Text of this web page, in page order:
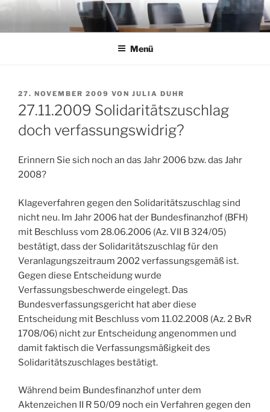
Zum
springen
Menü
VERÖFFENTLICHT
AM
27. NOVEMBER 2009 VON JULIA DUHR
27.11.2009 Solidaritätszuschlag
doch verfassungswidrig?
Erinnern Sie sich noch an das Jahr 2006 bzw. das Jahr
2008?
Klageverfahren gegen den Solidaritätszuschlag sind
nicht neu. Im Jahr 2006 hat der Bundesfinanzhof (BFH)
mit Beschluss vom 28.06.2006 (Az. VII B 324/05)
bestätigt, dass der Solidaritätszuschlag für den
Veranlagungszeitraum 2002 verfassungsgemäß ist.
Gegen diese Entscheidung wurde
Verfassungsbeschwerde eingelegt. Das
Bundesverfassungsgericht hat aber diese
Entscheidung mit Beschluss vom 11.02.2008 (Az. 2 BvR
1708/06) nicht zur Entscheidung angenommen und
damit faktisch die Verfassungsmäßigkeit des
Solidaritätszuschlages bestätigt.
Während beim Bundesfinanzhof unter dem
Aktenzeichen II R 50/09 noch ein Verfahren gegen den